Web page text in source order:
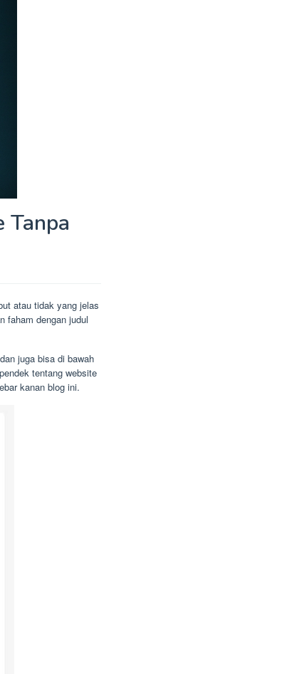
atau tidak yang jelas
faham dengan judul
juga bisa di bawah
tentang website
kanan blog ini.